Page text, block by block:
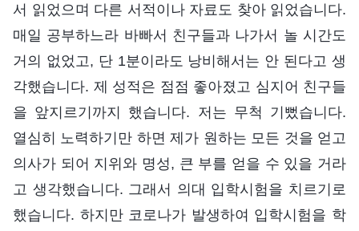
서 읽었으며 다른 서적이나 자료도 찾아 읽었습니다.
매일 공부하느라 바빠서 친구들과 나가서 놀 시간도
거의 없었고, 단 1분이라도 낭비해서는 안 된다고 생
각했습니다. 제 성적은 점점 좋아졌고 심지어 친구들
을 앞지르기까지 했습니다. 저는 무척 기뻤습니다.
열심히 노력하기만 하면 제가 원하는 모든 것을 얻고
의사가 되어 지위와 명성, 큰 부를 얻을 수 있을 거라
고 생각했습니다. 그래서 의대 입학시험을 치르기로
했습니다. 하지만 코로나가 발생하여 입학시험을 학